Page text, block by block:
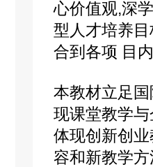
心价值观,深
型人才培养
合到各项 目
本教材立足
现课堂教学与
体现创新创
容和新教学